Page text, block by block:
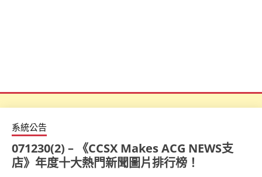
系統公告
071230(2) – 《CCSX Makes ACG NEWS支
店》年度十大熱門新聞圖片排行榜！